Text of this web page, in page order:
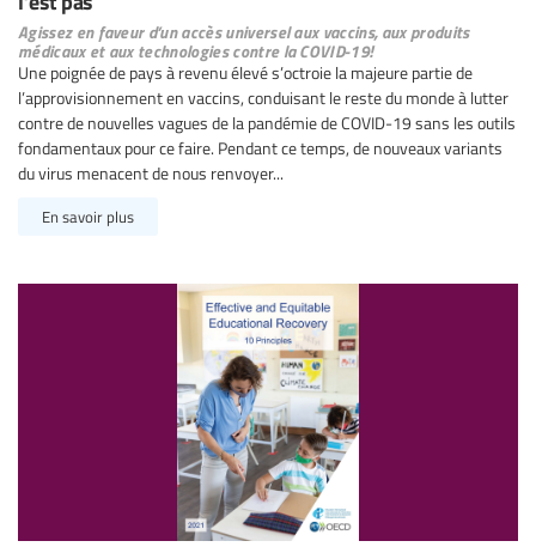
Agissez en faveur d’un accès universel aux vaccins, aux produits
médicaux et aux technologies contre la COVID-19!
Une poignée de pays à revenu élevé s’octroie la majeure partie de
l’approvisionnement en vaccins, conduisant le reste du monde à lutter
contre de nouvelles vagues de la pandémie de COVID-19 sans les outils
fondamentaux pour ce faire. Pendant ce temps, de nouveaux variants
du virus menacent de nous renvoyer...
En savoir plus